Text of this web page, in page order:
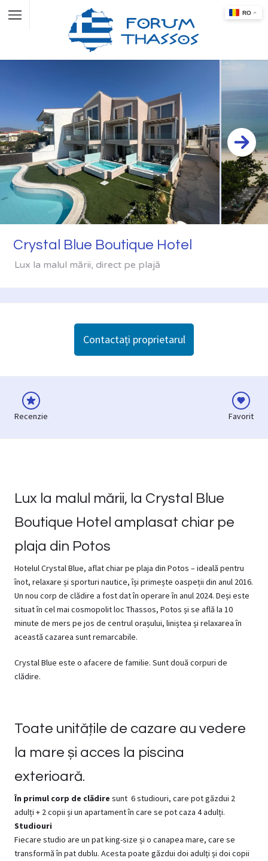
Crystal Blue Boutique Hotel
Lux la malul mării, direct pe plajă
Contactați proprietarul
Recenzie Favorit
Lux la malul mării, la Crystal Blue
Boutique Hotel amplasat chiar pe
plaja din Potos
Hotelul Crystal Blue, aflat chiar pe plaja din Potos – ideală pentru
înot, relaxare și sporturi nautice, își primește oaspeții din anul 2016.
Un nou corp de clădire a fost dat în operare în anul 2024. Deși este
situat în cel mai cosmopolit loc Thassos, Potos și se află la 10
minute de mers pe jos de centrul orașului, liniștea și relaxarea în
această cazarea sunt remarcabile.
Crystal Blue este o afacere de familie. Sunt două corpuri de
clădire.
Toate unitățile de cazare au vedere
la mare și acces la piscina
exterioară.
În primul corp de clădire sunt 6 studiouri, care pot găzdui 2
adulți + 2 copii și un apartament în care se pot caza 4 adulți.
Studiouri
Fiecare studio are un pat king-size și o canapea mare, care se
transformă în pat dublu. Acesta poate găzdui doi adulți și doi copii